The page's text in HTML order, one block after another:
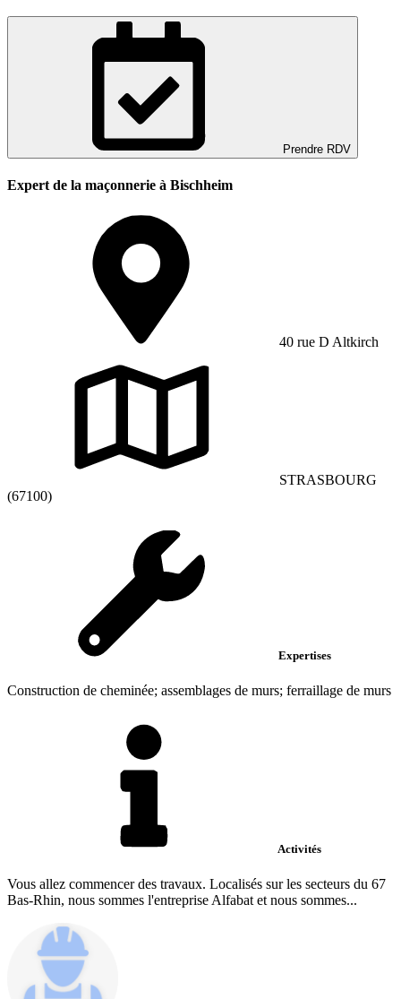
Prendre RDV
Expert de la maçonnerie à Bischheim
40 rue D Altkirch
STRASBOURG
(67100)
Expertises
Construction de cheminée; assemblages de murs; ferraillage de murs
Activités
Vous allez commencer des travaux. Localisés sur les secteurs du 67
Bas-Rhin, nous sommes l'entreprise Alfabat et nous sommes...